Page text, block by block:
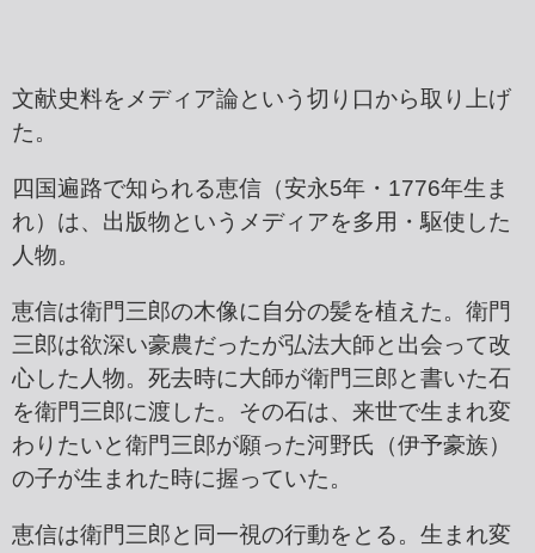
文献史料をメディア論という切り口から取り上げ
た。
四国遍路で知られる恵信（安永5年・1776年生ま
れ）は、出版物というメディアを多用・駆使した
人物。
恵信は衛門三郎の木像に自分の髪を植えた。衛門
三郎は欲深い豪農だったが弘法大師と出会って改
心した人物。死去時に大師が衛門三郎と書いた石
を衛門三郎に渡した。その石は、来世で生まれ変
わりたいと衛門三郎が願った河野氏（伊予豪族）
の子が生まれた時に握っていた。
恵信は衛門三郎と同一視の行動をとる。生まれ変